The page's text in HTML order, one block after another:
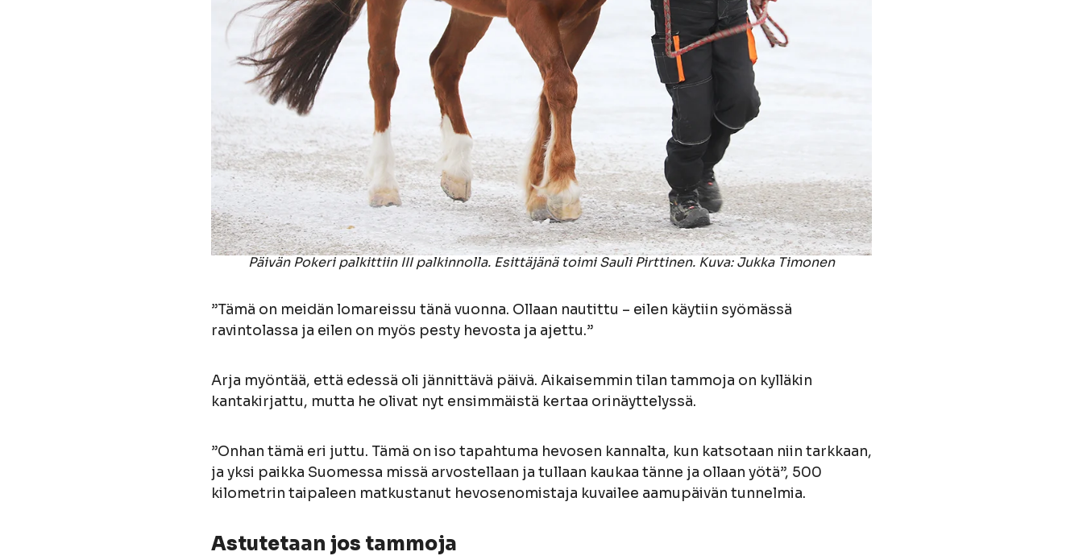
Päivän Pokeri palkittiin III palkinnolla. Esittäjänä toimi Sauli Pirttinen. Kuva: Jukka Timonen
”Tämä on meidän lomareissu tänä vuonna. Ollaan nautittu – eilen käytiin syömässä
ravintolassa ja eilen on myös pesty hevosta ja ajettu.”
Arja myöntää, että edessä oli jännittävä päivä. Aikaisemmin tilan tammoja on kylläkin
kantakirjattu, mutta he olivat nyt ensimmäistä kertaa orinäyttelyssä.
”Onhan tämä eri juttu. Tämä on iso tapahtuma hevosen kannalta, kun katsotaan niin tarkkaan,
ja yksi paikka Suomessa missä arvostellaan ja tullaan kaukaa tänne ja ollaan yötä”, 500
kilometrin taipaleen matkustanut hevosenomistaja kuvailee aamupäivän tunnelmia.
Astutetaan jos tammoja